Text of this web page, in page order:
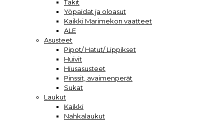
Takit
Yöpaidat ja oloasut
Kaikki Marimekon vaatteet
ALE
Asusteet
Pipot/ Hatut/ Lippikset
Huivit
Hiusasusteet
Pinssit, avaimenperät
Sukat
Laukut
Kaikki
Nahkalaukut